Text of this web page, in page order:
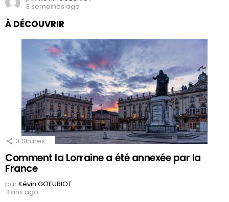
3 semaines ago
À DÉCOUVRIR
0 Shares
Comment la Lorraine a été annexée par la
France
parKévin GOEURIOT
3 ans ago